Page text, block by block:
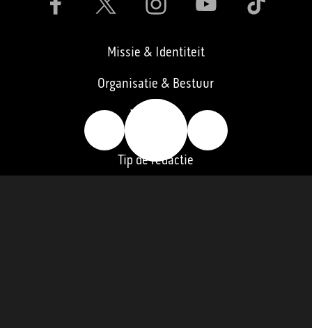
Missie & Identiteit
Organisatie & Bestuur
Vacatures
Tip de redactie